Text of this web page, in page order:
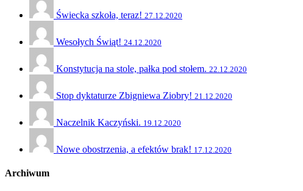
Świecka szkoła, teraz! 27.12.2020
Wesołych Świąt! 24.12.2020
Konstytucja na stole, pałka pod stołem. 22.12.2020
Stop dyktaturze Zbigniewa Ziobry! 21.12.2020
Naczelnik Kaczyński. 19.12.2020
Nowe obostrzenia, a efektów brak! 17.12.2020
Archiwum